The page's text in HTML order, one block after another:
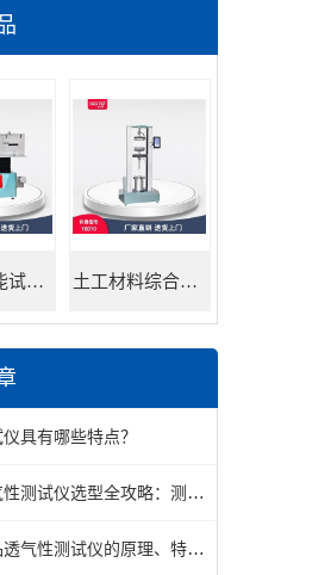
可冲散性能试验机 土工材料综合试验机
具有哪些特点？
纺织品透气性测试仪选型全攻略：测试标准解读、参数匹配与适用织物品类分析
介绍纺织品透气性测试仪的原理、特点及应用